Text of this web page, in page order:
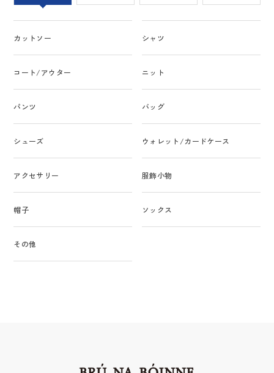
カットソー シャツ
コート/アウター ニット
パンツ バッグ
シューズ ウォレット/カードケース
アクセサリー 服飾小物
帽子 ソックス
その他